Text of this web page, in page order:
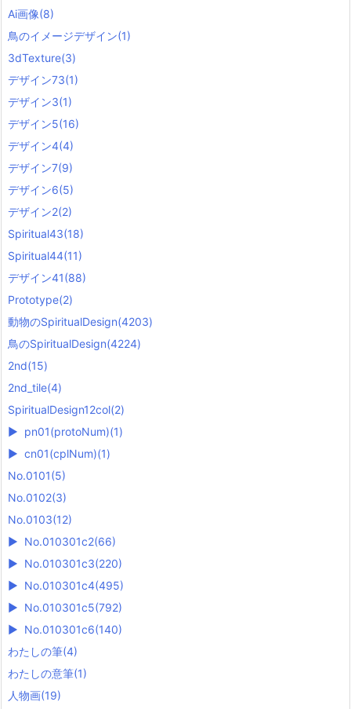
Ai画像(8)
鳥のイメージデザイン(1)
3dTexture(3)
デザイン73(1)
デザイン3(1)
デザイン5(16)
デザイン4(4)
デザイン7(9)
デザイン6(5)
デザイン2(2)
Spiritual43(18)
Spiritual44(11)
デザイン41(88)
Prototype(2)
動物のSpiritualDesign(4203)
鳥のSpiritualDesign(4224)
2nd(15)
2nd_tile(4)
SpiritualDesign12col(2)
► pn01(protoNum)(1)
► cn01(cplNum)(1)
No.0101(5)
No.0102(3)
No.0103(12)
► No.010301c2(66)
► No.010301c3(220)
► No.010301c4(495)
► No.010301c5(792)
► No.010301c6(140)
わたしの筆(4)
わたしの意筆(1)
人物画(19)